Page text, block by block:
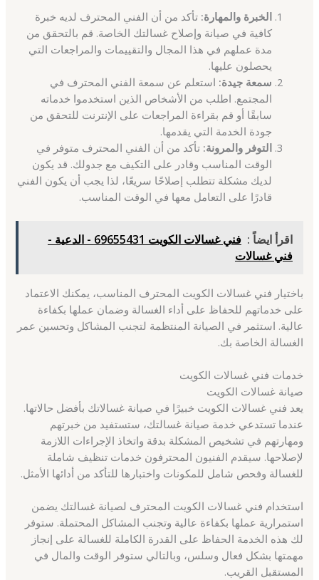
الخبرة والمهارة: تأكد من أن الفني المحترف لديه خبرة
كافية في صيانة وإصلاح غسالتك الخاصة. قم بالتحقق من
مدة عملهم في هذا المجال والتقييمات والمراجعات التي
يحصلون عليها.
سمعة جيدة: استعلم عن سمعة الفني المحترف في
المجتمع. اطلب من الأشخاص الذين استخدموا خدماته
سابقًا أو قم بقراءة المراجعات على الإنترنت للتحقق من
جودة الخدمة التي يقدمها.
التوفر والمرونة: تأكد من أن الفني المحترف متوفر في
الوقت المناسب وقادر على التكيف مع جدولك. قد يكون
لديك مشكلة تتطلب إصلاحًا سريعًا، لذا يجب أن يكون الفني
قادرًا على التعامل معها في الوقت المناسب.
اقرأ ايضاً :
فني غسالات الكويت 69655431 - الدعية -
فني غسالات
باختيار فني غسالات الكويت المحترف المناسب، يمكنك الاعتماد
على خدماتهم للحفاظ على أداء الغسالة وضمان عملها بكفاءة
عالية. استثمر في الصيانة المنتظمة لتجنب المشاكل وتحسين عمر
الغسالة الخاصة بك.
خدمات فني غسالات الكويت
صيانة غسالات الكويت
يعد فني غسالات الكويت خبيرًا في صيانة غسالاتك بأفضل حالاتها.
عندما تستدعي خدمة صيانة غسالتك، ستستفيد من خبرتهم
ومهارتهم في تشخيص المشكلة بدقة واتخاذ الإجراءات اللازمة
لإصلاحها. سيقدم الفنيون المحترفون خدمات تنظيف شاملة
للغسالة وفحص شامل للمكونات واختبارها للتأكد من أدائها الأمثل.
استخدام فني غسالات الكويت المحترف لصيانة غسالتك يضمن
استمرارية عملها بكفاءة عالية وتجنب المشاكل المحتملة. ستوفر
لك هذه الخدمة الحفاظ على القدرة الكاملة للغسالة على إنجاز
مهمتها بشكل فعال وسلس، وبالتالي ستوفر الوقت والمال في
المستقبل القريب.